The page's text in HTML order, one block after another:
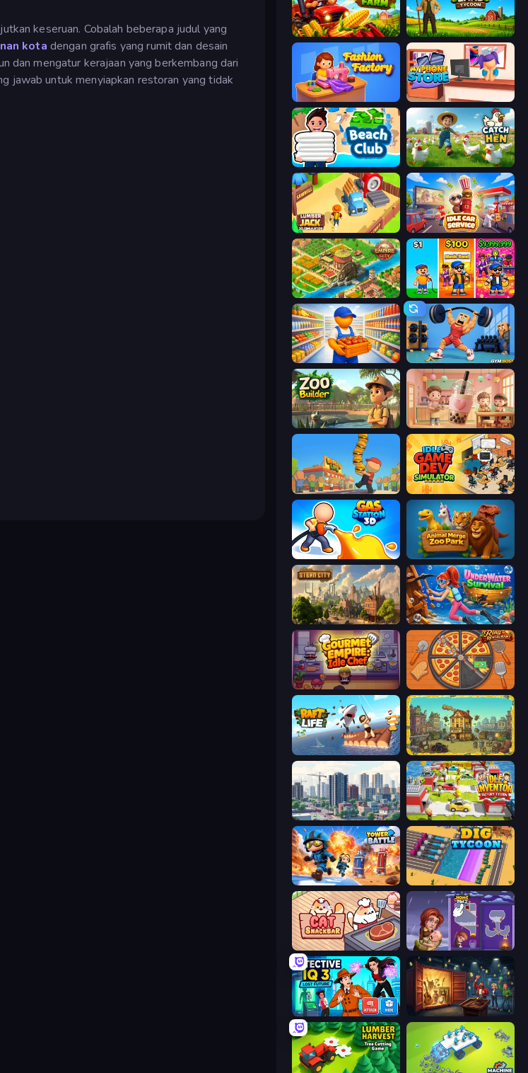
keseruan. Cobalah beberapa judul yang
kota dengan grafis yang rumit dan desain
dan mengatur kerajaan yang berkembang dari
jawab untuk menyiapkan restoran yang tidak
My Perfect Farm Harvest Land Tycoon
Fashion Factory My Phone Store
Beach Club Catch the Hen
Lumberjack 3D Simulator Idle Car Service: Tycoon
Empire City Music Band
Supermarket Manager Gym Boss
Zoo Builder Boba Shop
Burger Life Idle Game Dev Simulator
Gas Station 3D Animal Merge Zoo Park
Steam City Underwater Survival
Ring Restaurant
Raft Life The Garbaggio Hotel
SuperCity 3D Idle Inventor
Tower Battle Dig Tycoon
Cat Snack Bar Home Pin 2
Detective IQ 3 Container Auction